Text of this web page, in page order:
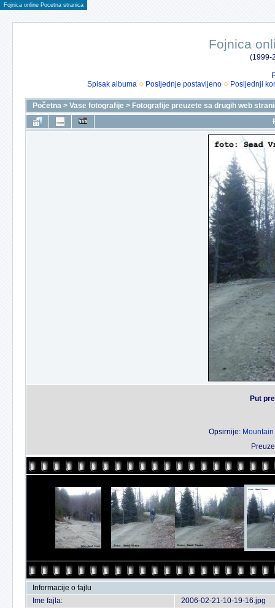
Fojnica online Pocetna stranica
Fojnica
(1999-
Spisak albuma
Posljednje postavljeno Posljednji
Početna > Vase fotografije > Fotografije preuzete sa drugih web
Put
Opsirnije:
Informacije o fajlu
Ime fajla:
2006-02-21-10-19-16.jpg